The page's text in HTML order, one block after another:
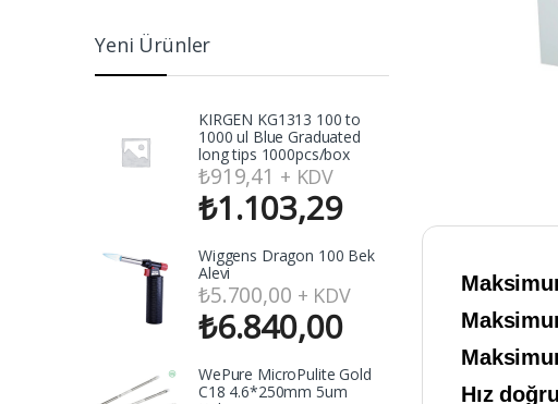
Hız
Yeni Ürünler
KIRGEN KG1313 100 to
1000 ul Blue Graduated
long tips 1000pcs/box
₺919,41 + KDV
₺1.103,29
Wiggens Dragon 100 Bek
Alevi
₺5.700,00 + KDV
₺6.840,00
WePure MicroPulite Gold
C18 4.6*250mm 5um